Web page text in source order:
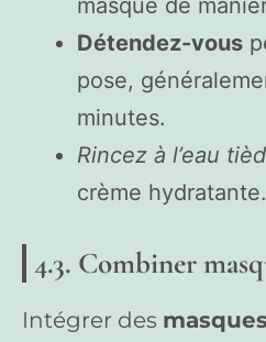
Détendez-vous
pose,
minutes.
Rincez à l’eau
crème hydratante.
4.3. Combiner
Intégrer des